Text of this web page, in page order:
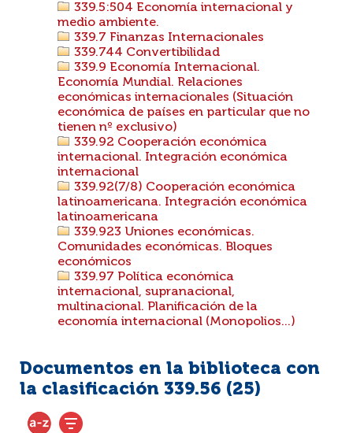
339.5:504 Economía internacional y
medio ambiente.
339.7 Finanzas Internacionales
339.744 Convertibilidad
339.9 Economía Internacional.
Economía Mundial. Relaciones
económicas internacionales (Situación
económica de países en particular que no
tienen nº exclusivo)
339.92 Cooperación económica
internacional. Integración económica
internacional
339.92(7/8) Cooperación económica
latinoamericana. Integración económica
latinoamericana
339.923 Uniones económicas.
Comunidades económicas. Bloques
económicos
339.97 Política económica
internacional, supranacional,
multinacional. Planificación de la
economía internacional (Monopolios...)
Documentos en la biblioteca con
la clasificación 339.56 (25)